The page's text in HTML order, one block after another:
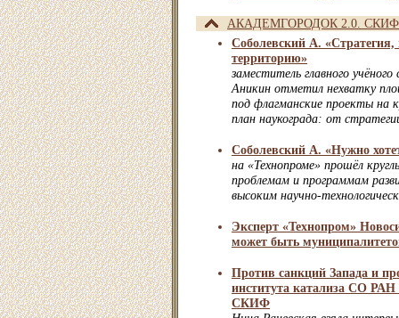
АКАДЕМГОРОДОК 2.0.
Соболевский А. «Стратегия,
территорию»
заместитель главного
Аникин отметил нехватку
под флагманские проекты на
план наукограда: от
Соболевский А. «Нужно
на «Технопроме» прошёл
проблемам и программам
высоким научно-
Эксперт «Технопром»
может быть
Против санкций Запада и
института катализа СО РАН
СКИФ